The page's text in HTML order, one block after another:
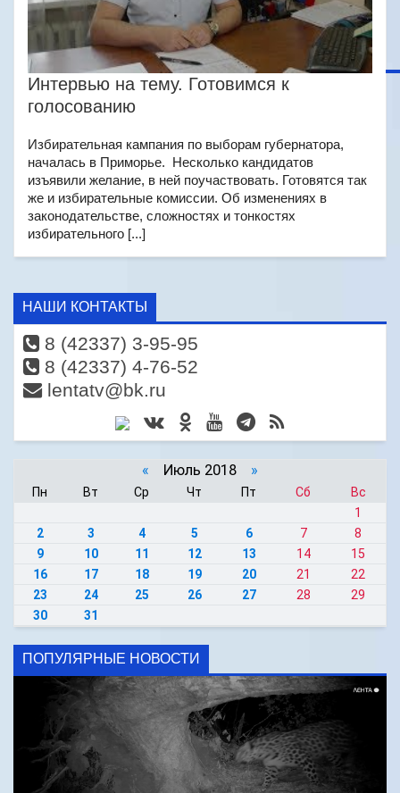
Интервью на тему. Готовимся к
голосованию
Избирательная кампания по выборам губернатора,
началась в Приморье. Несколько кандидатов
изъявили желание, в ней поучаствовать. Готовятся так
же и избирательные комиссии. Об изменениях в
законодательстве, сложностях и тонкостях
избирательного [...]
НАШИ КОНТАКТЫ
8 (42337) 3-95-95
8 (42337) 4-76-52
lentatv@bk.ru
« Июль 2018 »
Пн Вт Ср Чт Пт Сб
Вс
1
2
3 4 5 6 7
8
9
10 11 12 13 14
15
16
17 18 19 20 21
22
23
24 25 26 27 28
29
30
31
ПОПУЛЯРНЫЕ НОВОСТИ